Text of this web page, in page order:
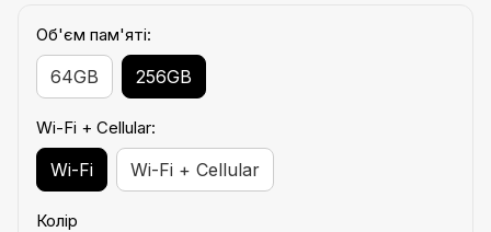
Об'єм пам'яті:
64GB 256GB
Wi-Fi + Cellular:
Wi-Fi Wi-Fi + Cellular
Колір